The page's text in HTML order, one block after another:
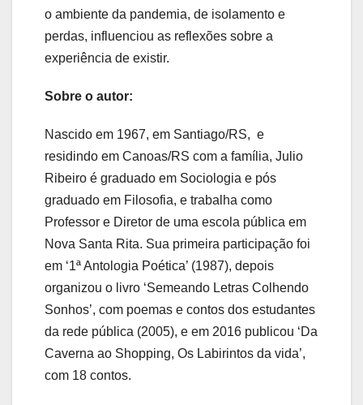
o ambiente da pandemia, de isolamento e
perdas, influenciou as reflexões sobre a
experiência de existir.
Sobre o autor:
Nascido em 1967, em Santiago/RS, e
residindo em Canoas/RS com a família, Julio
Ribeiro é graduado em Sociologia e pós
graduado em Filosofia, e trabalha como
Professor e Diretor de uma escola pública em
Nova Santa Rita. Sua primeira participação foi
em ‘1ª Antologia Poética’ (1987), depois
organizou o livro ‘Semeando Letras Colhendo
Sonhos’, com poemas e contos dos estudantes
da rede pública (2005), e em 2016 publicou ‘Da
Caverna ao Shopping, Os Labirintos da vida’,
com 18 contos.